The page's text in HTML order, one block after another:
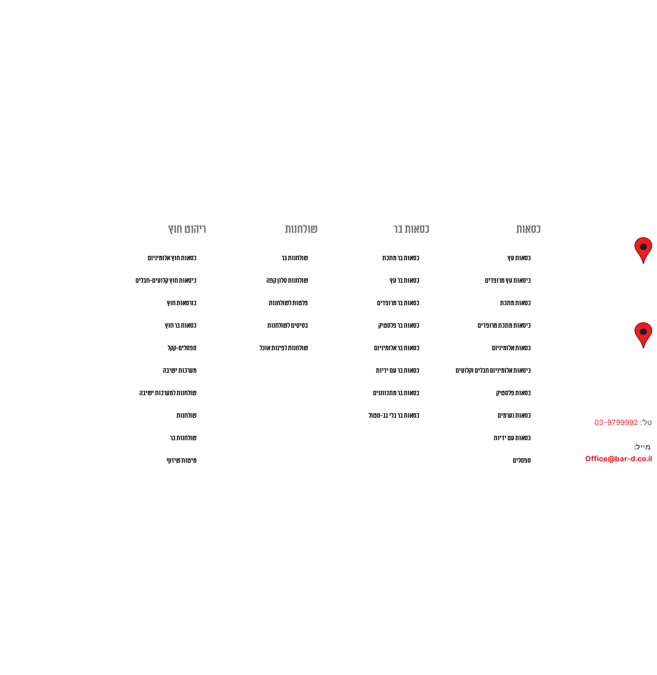
טל': 03-9799992
מייל:
Office@bar-d.co.il
כסאות
כסאות עץ
כיסאות עץ מרופדים
כסאות מתכת
כיסאות מתכת מרופדים
כסאות אלומיניום
כיסאות אלומיניום חבלים וקלועים
כסאות פלסטיק
כסאות נערמים
כסאות עם ידיות
ספסלים
כסאות בר
כסאות בר מתכת
כסאות בר עץ
כסאות בר מרופדים
כסאות בר פלסטיק
כסאות בר אלומיניום
כסאות בר עם ידיות
כסאות בר מתכווננים
כסאות בר בלי גב-סטול
שולחנות
שולחנות בר
שולחנות סלון קפה
פלטות לשולחנות
בסיסים לשולחנות
שולחנות לפינות אוכל
ריהוט חוץ
כסאות חוץ אלומיניום
כיסאות חוץ קלועים-חבלים
כורסאות חוץ
כסאות בר חוץ
ספסלים-קקל
מערכות ישיבה
שולחנות למערכות ישיבה
שולחנות
שולחנות בר
מיטות שיזוף